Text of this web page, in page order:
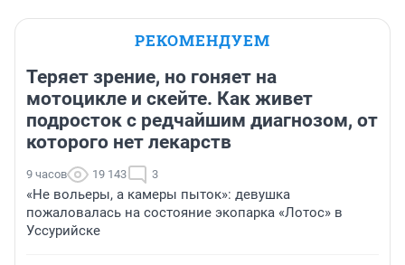
РЕКОМЕНДУЕМ
Теряет зрение, но гоняет на
мотоцикле и скейте. Как живет
подросток с редчайшим диагнозом, от
которого нет лекарств
9 часов 19 143 3
«Не вольеры, а камеры пыток»: девушка
пожаловалась на состояние экопарка «Лотос» в
Уссурийске